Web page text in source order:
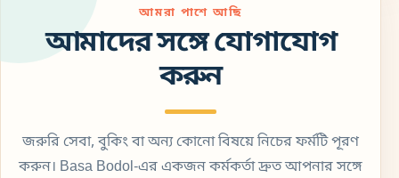
আমরা পাশে আছি
আমাদের সঙ্গে যোগাযোগ
করুন
জরুরি সেবা, বুকিং বা অন্য কোনো বিষয়ে নিচের ফর্মটি পূরণ
করুন। Basa Bodol-এর একজন কর্মকর্তা দ্রুত আপনার সঙ্গে